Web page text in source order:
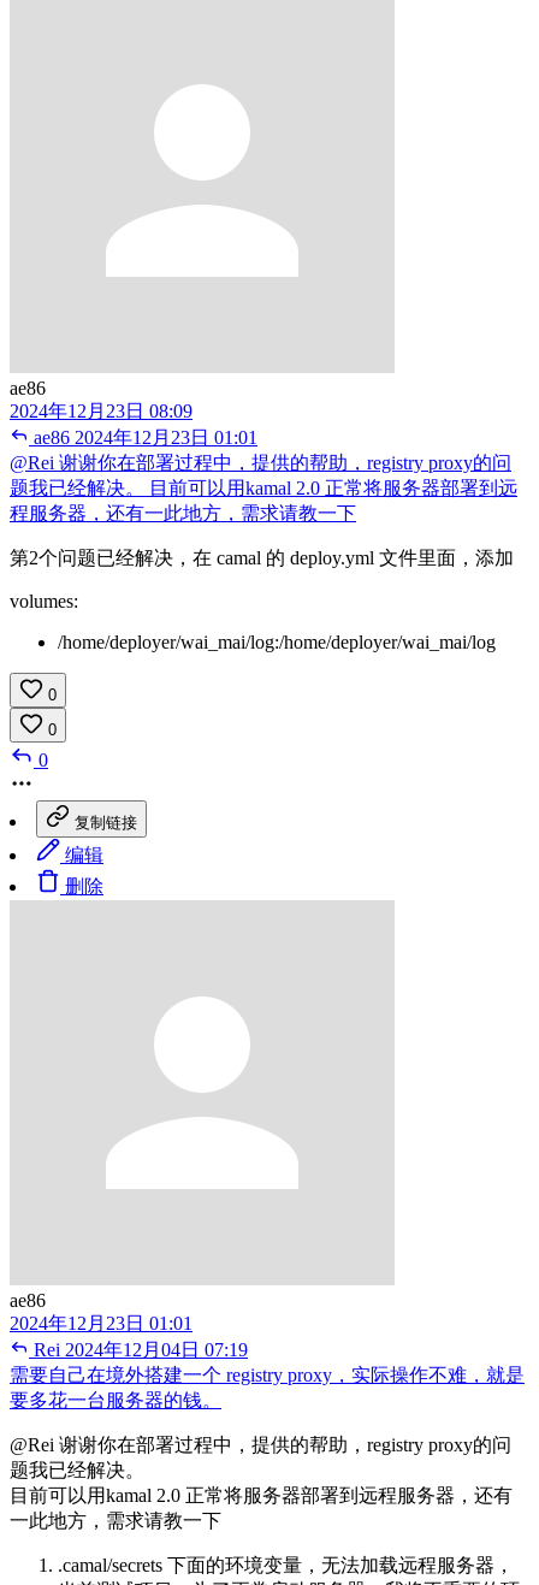
ae86
2024年12月23日 08:09
ae86 2024年12月23日 01:01
@Rei 谢谢你在部署过程中，提供的帮助，registry proxy的问
题我已经解决。 目前可以用kamal 2.0 正常将服务器部署到远
程服务器，还有一此地方，需求请教一下
第2个问题已经解决，在 camal 的 deploy.yml 文件里面，添加
volumes:
/home/deployer/wai_mai/log:/home/deployer/wai_mai/log
0
0
0
复制链接
编辑
删除
ae86
2024年12月23日 01:01
Rei 2024年12月04日 07:19
需要自己在境外搭建一个 registry proxy，实际操作不难，就是
要多花一台服务器的钱。
@Rei 谢谢你在部署过程中，提供的帮助，registry proxy的问
题我已经解决。
目前可以用kamal 2.0 正常将服务器部署到远程服务器，还有
一此地方，需求请教一下
.camal/secrets 下面的环境变量，无法加载远程服务器，